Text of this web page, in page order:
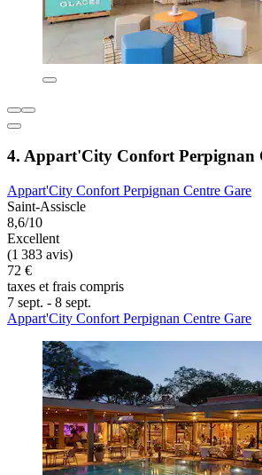
4. Appart'City Confort Perpignan
Appart'City Confort Perpignan Centre Gare
Saint-Assiscle
8,6/10
Excellent
(1 383 avis)
72 €
taxes et frais compris
7 sept. - 8 sept.
Appart'City Confort Perpignan Centre Gare